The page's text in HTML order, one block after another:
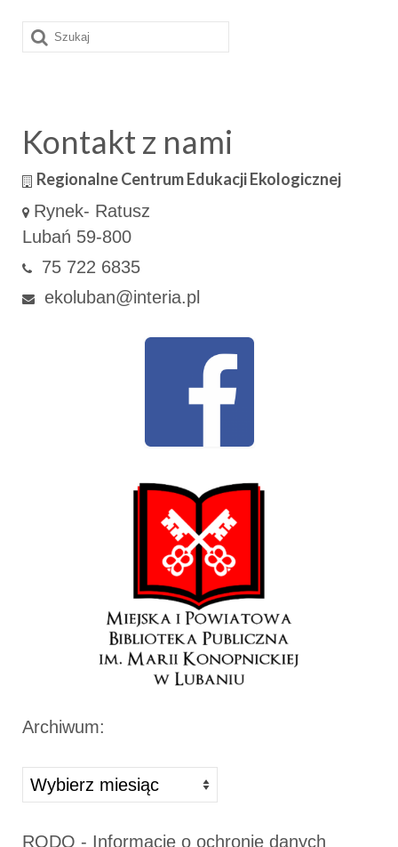
Szuklaj
w:
Kontakt z nami
Regionalne Centrum Edukacji Ekologicznej
Rynek- Ratusz
Lubań 59-800
75 722 6835
ekoluban@interia.pl
Archiwum:
Archiwa
RODO - Informacje o ochronie danych